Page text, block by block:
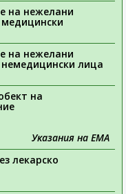
на нежелани
на нежелани
лица
на
Указания на ЕМА
лекарско